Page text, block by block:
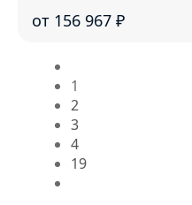
от 156 967 ₽
1
2
3
4
19